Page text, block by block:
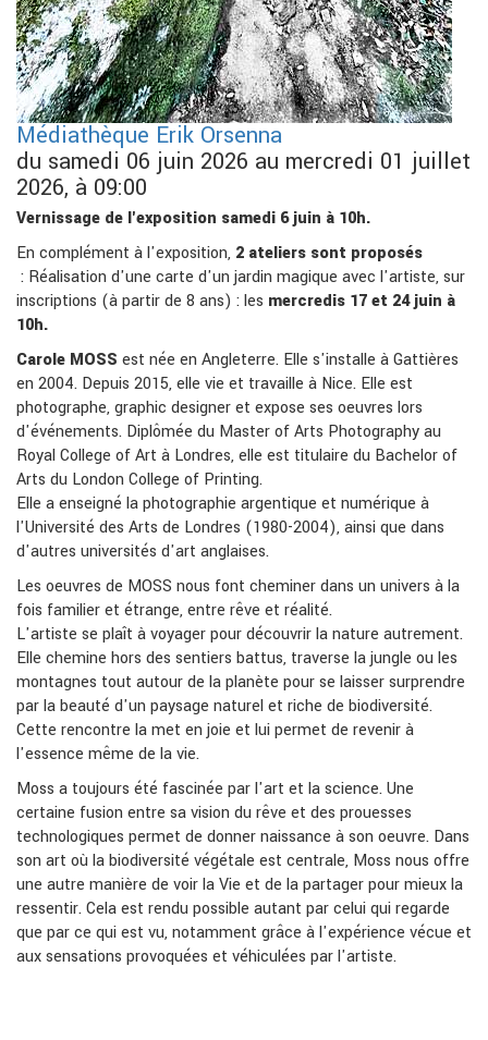
Médiathèque Erik Orsenna
du samedi 06 juin 2026 au mercredi 01 juillet
2026, à 09:00
Vernissage de l'exposition samedi 6 juin à 10h.
En complément à l'exposition, 2 ateliers sont proposés
: Réalisation d'une carte d'un jardin magique avec l'artiste, sur
inscriptions (à partir de 8 ans) : les mercredis 17 et 24 juin à
10h.
Carole MOSS est née en Angleterre. Elle s'installe à Gattières
en 2004. Depuis 2015, elle vie et travaille à Nice. Elle est
photographe, graphic designer et expose ses oeuvres lors
d'événements. Diplômée du Master of Arts Photography au
Royal College of Art à Londres, elle est titulaire du Bachelor of
Arts du London College of Printing.
Elle a enseigné la photographie argentique et numérique à
l'Université des Arts de Londres (1980-2004), ainsi que dans
d'autres universités d'art anglaises.
Les oeuvres de MOSS nous font cheminer dans un univers à la
fois familier et étrange, entre rêve et réalité.
L'artiste se plaît à voyager pour découvrir la nature autrement.
Elle chemine hors des sentiers battus, traverse la jungle ou les
montagnes tout autour de la planète pour se laisser surprendre
par la beauté d'un paysage naturel et riche de biodiversité.
Cette rencontre la met en joie et lui permet de revenir à
l'essence même de la vie.
Moss a toujours été fascinée par l'art et la science. Une
certaine fusion entre sa vision du rêve et des prouesses
technologiques permet de donner naissance à son oeuvre. Dans
son art où la biodiversité végétale est centrale, Moss nous offre
une autre manière de voir la Vie et de la partager pour mieux la
ressentir. Cela est rendu possible autant par celui qui regarde
que par ce qui est vu, notamment grâce à l'expérience vécue et
aux sensations provoquées et véhiculées par l'artiste.